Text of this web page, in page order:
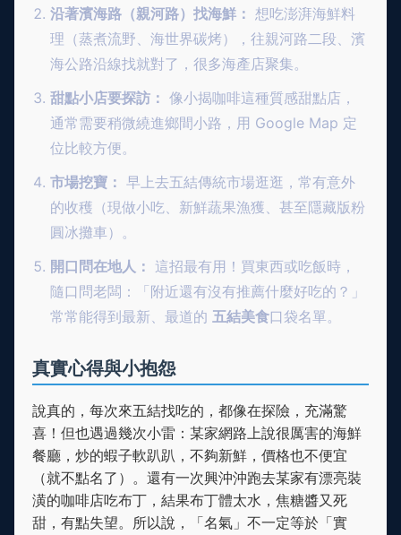
沿著濱海路（親河路）找海鮮： 想吃澎湃海鮮料
理（蒸煮流野、海世界碳烤），往親河路二段、濱
海公路沿線找就對了，很多海產店聚集。
甜點小店要探訪： 像小揭咖啡這種質感甜點店，
通常需要稍微繞進鄉間小路，用 Google Map 定
位比較方便。
市場挖寶： 早上去五結傳統市場逛逛，常有意外
的收穫（現做小吃、新鮮蔬果漁獲、甚至隱藏版粉
圓冰攤車）。
開口問在地人： 這招最有用！買東西或吃飯時，
隨口問老闆：「附近還有沒有推薦什麼好吃的？」
常常能得到最新、最道的 五結美食口袋名單。
真實心得與小抱怨
說真的，每次來五結找吃的，都像在探險，充滿驚
喜！但也遇過幾次小雷：某家網路上說很厲害的海鮮
餐廳，炒的蝦子軟趴趴，不夠新鮮，價格也不便宜
（就不點名了）。還有一次興沖沖跑去某家有漂亮裝
潢的咖啡店吃布丁，結果布丁體太水，焦糖醬又死
甜，有點失望。所以說，「名氣」不一定等於「實